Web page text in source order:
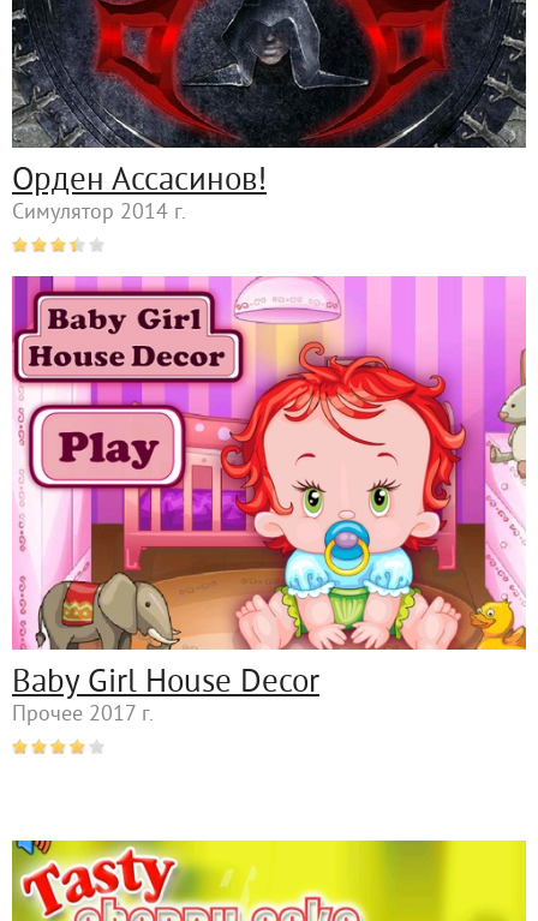
Орден Ассасинов!
Симулятор 2014 г.
Baby Girl House Decor
Прочее 2017 г.